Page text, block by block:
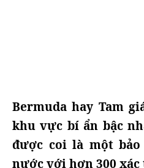
Bermuda hay Tam
khu vực bí ẩn bậc
được coi là một
nước với hơn 300